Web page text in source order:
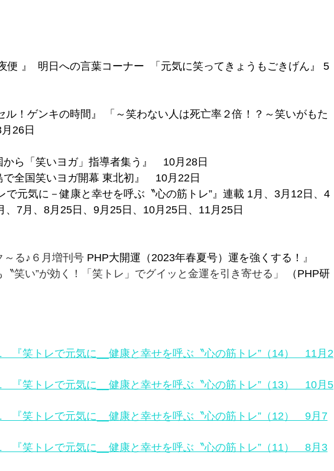
便 』  明日への言葉コーナー  「元気に笑ってきょうもごきげん』 5
ル！ゲンキの時間』 「～笑わない人は死亡率２倍！？～笑いがもた
26日
ら「笑いヨガ」指導者集う』　10月28日
全国笑いヨガ開幕 東北初』　10月22日
で元気に－健康と幸せを呼ぶ〝心の筋トレ”』連載 1月、3月12日、4
、7月、8月25日、9月25日、10月25日、11月25日
～る♪６月増刊号 PHP大開運（2023年春夏号）運を強くする！ 』
〝笑い”が効く！「笑トレ」でグイッと金運を引き寄せる」
（PHP研
『笑トレで元気に__健康と幸せを呼ぶ〝心の筋トレ”（14）　11月2
『笑トレで元気に__健康と幸せを呼ぶ〝心の筋トレ”（13）　10月5
『笑トレで元気に__健康と幸せを呼ぶ〝心の筋トレ”（12）　9月7
『笑トレで元気に__健康と幸せを呼ぶ〝心の筋トレ”（11）　8月3